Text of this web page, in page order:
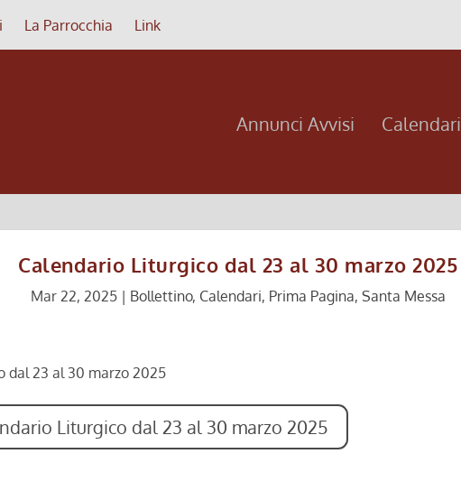
La Parrocchia Link
Annunci Avvisi Calendari
Calendario Liturgico dal 23 al 30 marzo 2025
Mar 22, 2025| Bollettino, Calendari, Prima Pagina, Santa Messa
dal 23 al 30 marzo 2025
Liturgico dal 23 al 30 marzo 2025